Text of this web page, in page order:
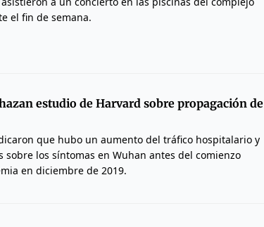
el fin de semana.
estudio de Harvard sobre propagación de
que hubo un aumento del tráfico hospitalario y
sobre los síntomas en Wuhan antes del comienzo
en diciembre de 2019.